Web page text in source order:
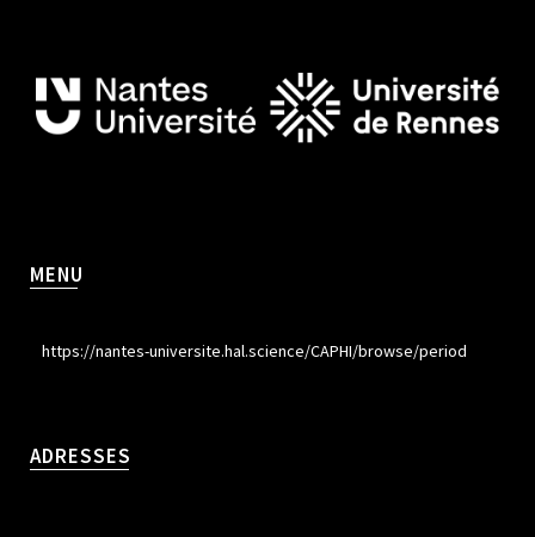
MENU
https://nantes-universite.hal.science/CAPHI/browse/period
ADRESSES